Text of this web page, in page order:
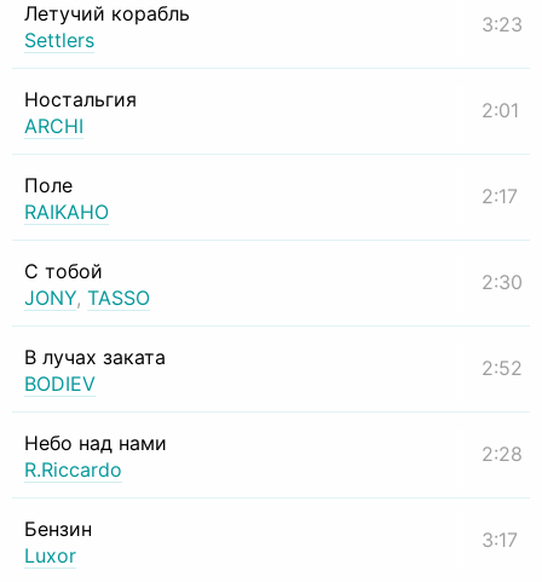
Летучий корабль
Settlers
3:23
Ностальгия
ARCHI
2:01
Поле
RAIKAHO
2:17
С тобой
JONY, TASSO
2:30
В лучах заката
BODIEV
2:52
Небо над нами
R.Riccardo
2:28
Бензин
Luxor
3:17